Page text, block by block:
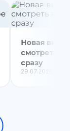
Новая
смотреть
сразу
29.07.2026